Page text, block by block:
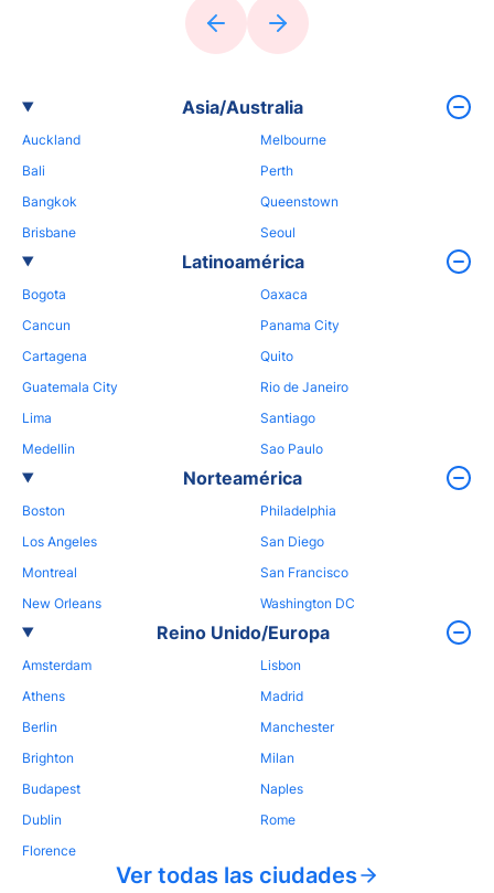
Asia/Australia
Auckland
Bali
Bangkok
Brisbane
Melbourne
Perth
Queenstown
Seoul
Latinoamérica
Bogota
Cancun
Cartagena
Guatemala City
Lima
Medellin
Oaxaca
Panama City
Quito
Rio de Janeiro
Santiago
Sao Paulo
Norteamérica
Boston
Los Angeles
Montreal
New Orleans
Philadelphia
San Diego
San Francisco
Washington DC
Reino Unido/Europa
Amsterdam
Athens
Berlin
Brighton
Budapest
Dublin
Florence
Lisbon
Madrid
Manchester
Milan
Naples
Rome
Ver todas las ciudades